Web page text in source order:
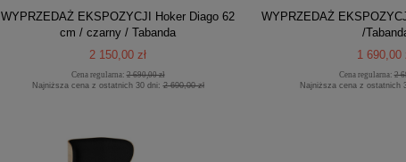
WYPRZEDAŻ EKSPOZYCJI Hoker Diago 62
cm / czarny / Tabanda
2 150,00 zł
Cena regularna:2 690,00 zł
Najniższa cena z ostatnich 30 dni:2 690,00 zł
WYPRZEDAŻ
/
1 690,00
Cena regularna:2
Najniższa cena z ostatnich